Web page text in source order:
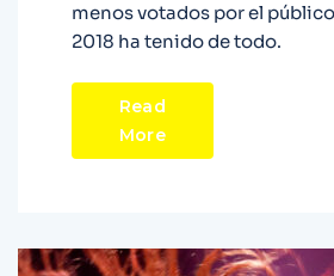
menos votados por el
2018 ha tenido de todo.
Read
More